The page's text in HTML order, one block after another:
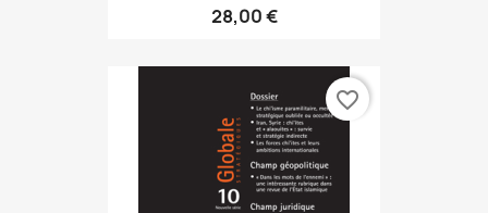
28,00 €
favorite_border